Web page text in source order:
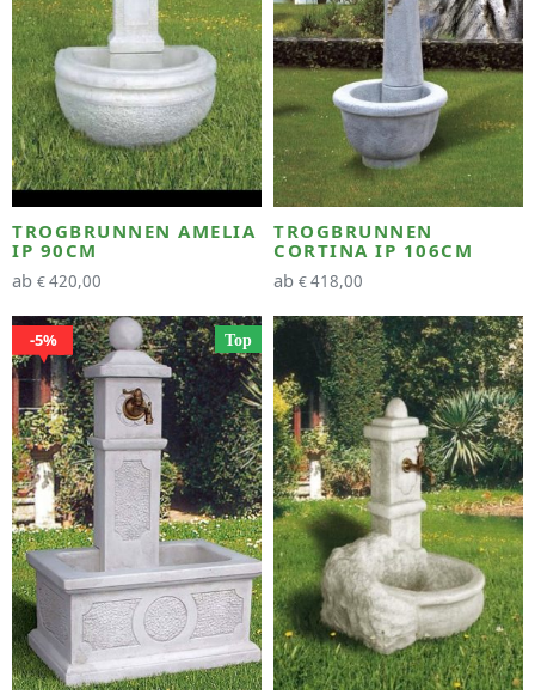
TROGBRUNNEN AMELIA
IP 90CM
ab €420,00
TROGBRUNNEN
CORTINA IP 106CM
ab €418,00
Top
5%